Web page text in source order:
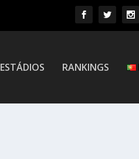
ESTÁDIOS RANKINGS